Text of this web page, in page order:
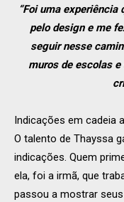
“Foi uma
pelo design e me
seguir nesse
muros de escolas
Indicações em cadeia
O talento de Thayssa
indicações. Quem
ela, foi a irmã, que
passou a mostrar